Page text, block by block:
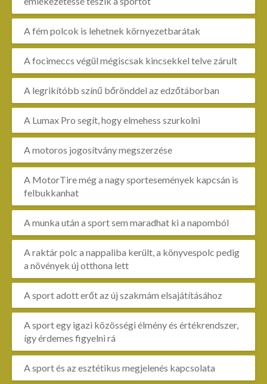
A fém polcok is lehetnek környezetbarátak
A focimeccs végül mégiscsak kincsekkel telve zárult
A legrikítóbb színű bőrönddel az edzőtáborban
A Lumax Pro segít, hogy elmehess szurkolni
A motoros jogosítvány megszerzése
A MotorTire még a nagy sportesemények kapcsán is
felbukkanhat
A munka után a sport sem maradhat ki a napomból
A raktár polc a nappaliba került, a könyvespolc pedig
a növények új otthona lett
A sport adott erőt az új szakmám elsajátításához
A sport egy igazi közösségi élmény és értékrendszer,
így érdemes figyelni rá
A sport és az esztétikus megjelenés kapcsolata